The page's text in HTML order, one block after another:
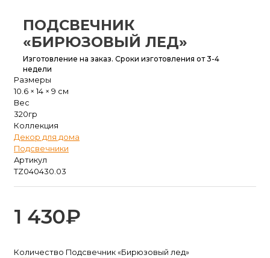
ПОДСВЕЧНИК
«БИРЮЗОВЫЙ ЛЕД»
Изготовление на заказ. Сроки изготовления от 3-4
недели
Размеры
10.6 × 14 × 9 см
Вес
320гр
Коллекция
Декор для дома
Подсвечники
Артикул
TZ040430.03
1 430₽
Количество Подсвечник «Бирюзовый лед»